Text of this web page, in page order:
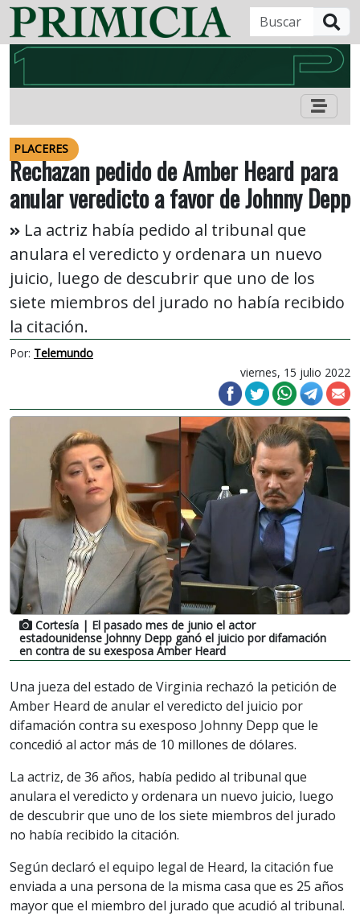
PLACERES
Rechazan pedido de Amber Heard para
anular veredicto a favor de Johnny Depp
La actriz había pedido al tribunal que
anulara el veredicto y ordenara un nuevo
juicio, luego de descubrir que uno de los
siete miembros del jurado no había recibido
la citación.
Por: Telemundo
viernes, 15 julio 2022
Cortesía | El pasado mes de junio el actor
estadounidense Johnny Depp ganó el juicio por difamación
en contra de su exesposa Amber Heard
Una jueza del estado de Virginia rechazó la petición de
Amber Heard de anular el veredicto del juicio por
difamación contra su exesposo Johnny Depp que le
concedió al actor más de 10 millones de dólares.
La actriz, de 36 años, había pedido al tribunal que
anulara el veredicto y ordenara un nuevo juicio, luego
de descubrir que uno de los siete miembros del jurado
no había recibido la citación.
Según declaró el equipo legal de Heard, la citación fue
enviada a una persona de la misma casa que es 25 años
mayor que el miembro del jurado que acudió al tribunal.